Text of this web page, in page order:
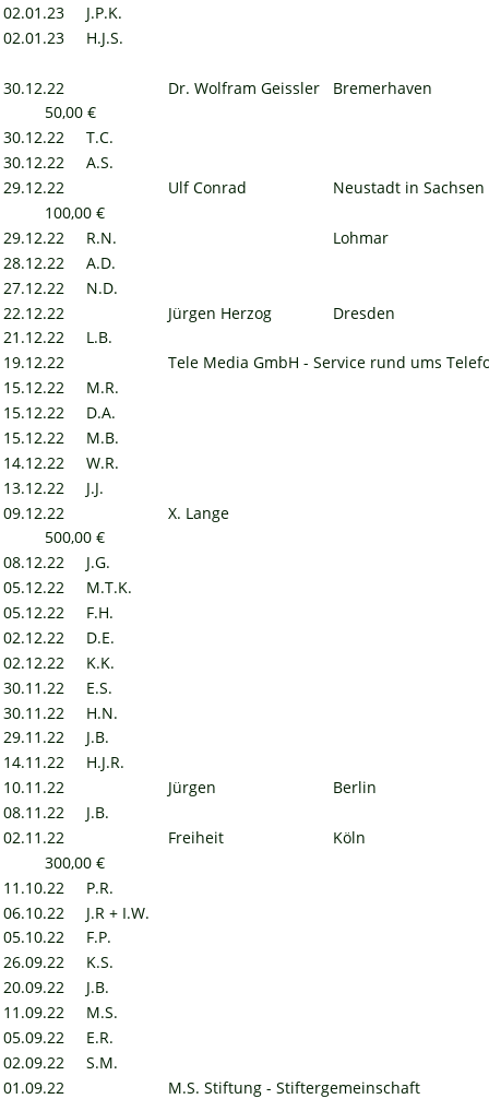
02.01.23
J.P.K.
02.01.23
H.J.S.
30.12.22 Dr. Wolfram Geissler
Bremerhaven
50,00 €
30.12.22
T.C.
30.12.22
A.S.
29.12.22
Ulf Conrad
Neustadt in Sachsen
100,00 €
29.12.22
R.N.
Lohmar
28.12.22
A.D.
27.12.22
N.D.
22.12.22
Jürgen Herzog
Dresden
21.12.22
L.B.
19.12.22
Tele Media GmbH - Service rund ums
15.12.22
M.R.
15.12.22
D.A.
15.12.22
M.B.
14.12.22
W.R.
13.12.22
J.J.
09.12.22
X. Lange
500,00 €
08.12.22
J.G.
05.12.22
M.T.K.
05.12.22
F.H.
02.12.22
D.E.
02.12.22
K.K.
30.11.22
E.S.
30.11.22
H.N.
29.11.22
J.B.
14.11.22
H.J.R.
10.11.22
Jürgen
Berlin
08.11.22
J.B.
02.11.22
Freiheit
Köln
300,00 €
11.10.22
P.R.
06.10.22
J.R + I.W.
05.10.22
F.P.
26.09.22
K.S.
20.09.22
J.B.
11.09.22
M.S.
05.09.22
E.R.
02.09.22
S.M.
01.09.22
M.S. Stiftung - Stiftergemeinschaft